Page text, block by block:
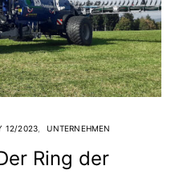
12/2023 UNTERNEHMEN
Ring der